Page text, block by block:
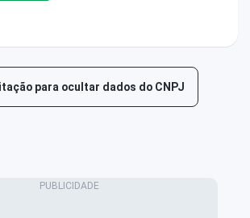
para ocultar dados do CNPJ